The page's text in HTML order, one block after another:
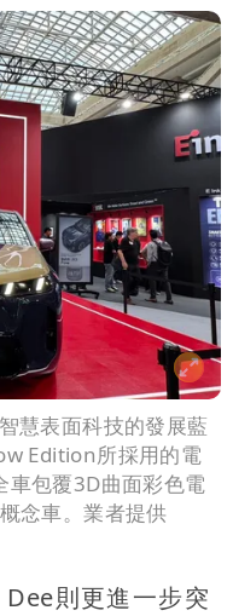
慧表面科技的發展藍
Edition所採用的電
車包覆3D曲面彩色電
念車。業者提供
則更進一步突